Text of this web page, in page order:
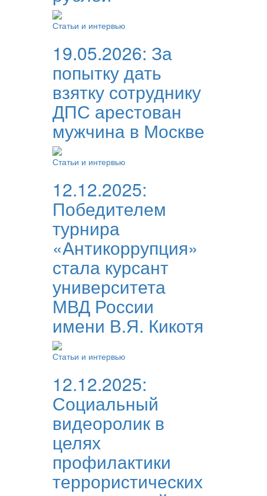
Статьи и интервью
19.05.2026: За
попытку дать
взятку сотруднику
ДПС арестован
мужчина в Москве
Статьи и интервью
12.12.2025:
Победителем
турнира
«Антикоррупция»
стала курсант
университета
МВД России
имени В.Я. Кикотя
Статьи и интервью
12.12.2025:
Социальный
видеоролик в
целях
профилактики
террористических